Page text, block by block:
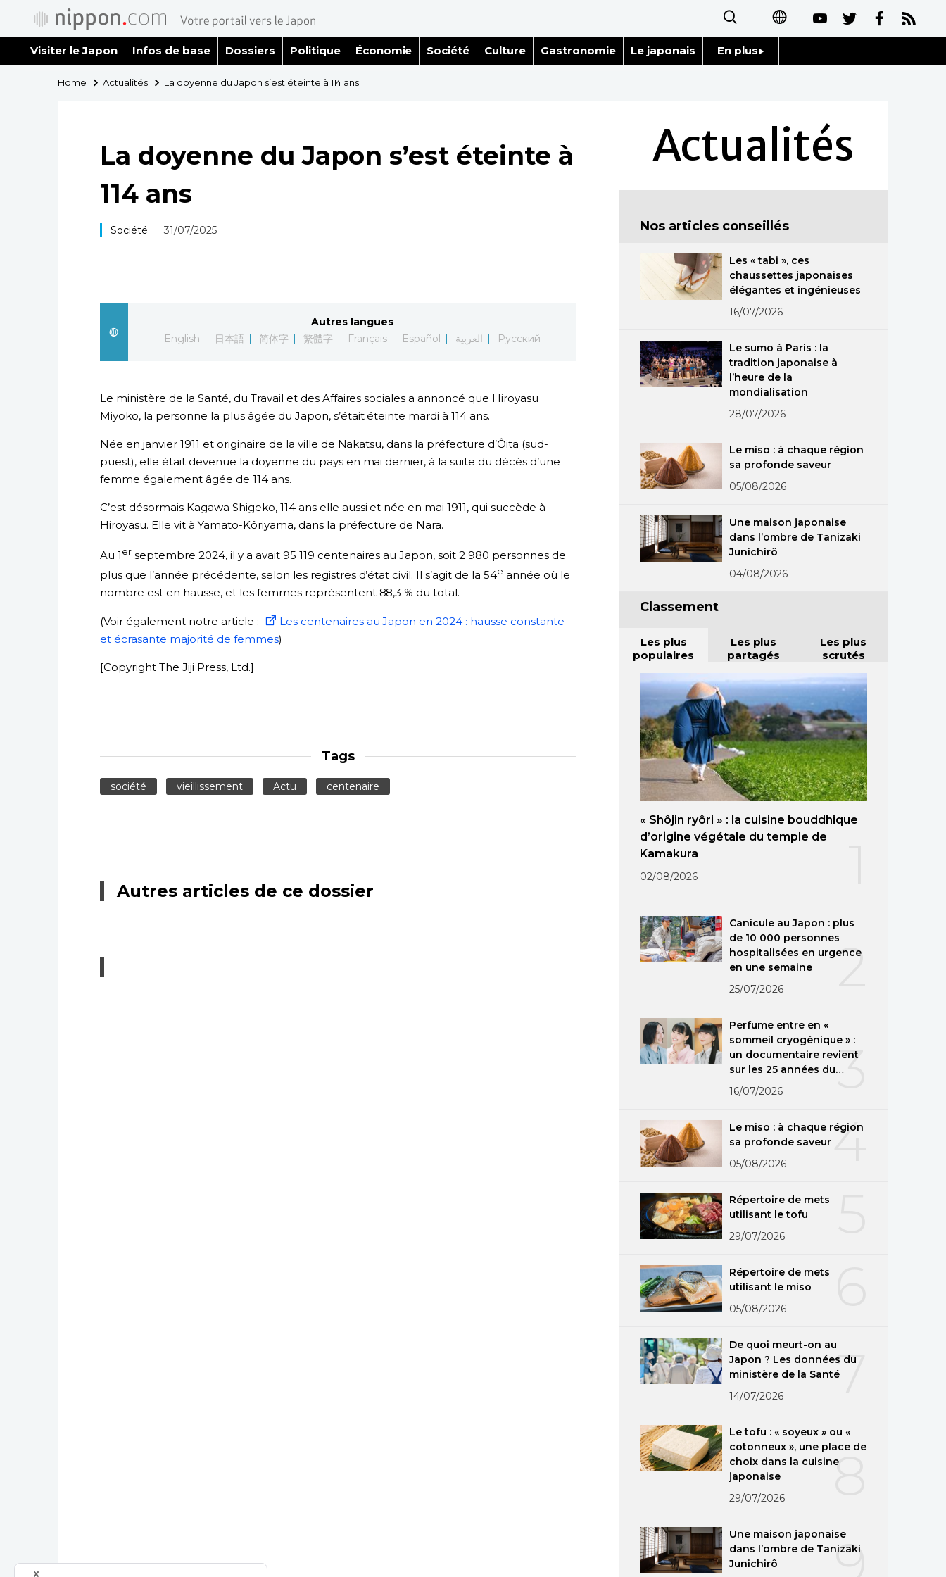
简体字
繁體字
العربية
Русский
Visiter le Japon Infos de base Dossiers Politique Économie Société Culture Gastronomie Le japonais En plus
Personnages
Chroniques
Images
Vidéos
Tokyo
Home Actualités La doyenne du Japon s’est éteinte à 114 ans
La doyenne du Japon s’est éteinte à
114 ans
Société 31/07/2025
Autres langues
English
日本語 简体字 繁體字 Français Español العربية Русский
Le ministère de la Santé, du Travail et des Affaires sociales a annoncé que Hiroyasu
Miyoko, la personne la plus âgée du Japon, s’était éteinte mardi à 114 ans.
Née en janvier 1911 et originaire de la ville de Nakatsu, dans la préfecture d’Ôita (sud-
puest), elle était devenue la doyenne du pays en mai dernier, à la suite du décès d’une
femme également âgée de 114 ans.
C’est désormais Kagawa Shigeko, 114 ans elle aussi et née en mai 1911, qui succède à
Hiroyasu. Elle vit à Yamato-Kôriyama, dans la préfecture de Nara.
Au 1 erseptembre 2024, il y a avait 95 119 centenaires au Japon, soit 2 980 personnes de
plus que l’année précédente, selon les registres d’état civil. Il s’agit de la 54e année où le
nombre est en hausse, et les femmes représentent 88,3 % du total.
(Voir également notre article :
Les centenaires au Japon en 2024 : hausse constante
et écrasante majorité de femmes)
[Copyright The Jiji Press, Ltd.]
Tags
société vieillissement Actu centenaire
Autres articles de ce dossier
Actualités
Nos articles conseillés
Les « tabi », ces
chaussettes japonaises
élégantes et ingénieuses
16/07/2026
Le sumo à Paris : la
tradition japonaise à
l’heure de la
mondialisation
28/07/2026
Le miso : à chaque région
sa profonde saveur
05/08/2026
Une maison japonaise
dans l’ombre de Tanizaki
Junichirô
04/08/2026
Classement
Les plus
populaires
Les plus
partagés
Les plus
scrutés
« Shôjin ryôri » : la cuisine bouddhique
d’origine végétale du temple de
Kamakura
02/08/2026
2
Canicule au Japon : plus
de 10 000 personnes
hospitalisées en urgence
en une semaine
25/07/2026
3
Perfume entre en «
sommeil cryogénique » :
un documentaire revient
sur les 25 années du
groupe
16/07/2026
4
Le miso : à chaque région
sa profonde saveur
05/08/2026
Répertoire de mets
utilisant le tofu
29/07/2026
Répertoire de mets
utilisant le miso
05/08/2026
7
De quoi meurt-on au
Japon ? Les données du
ministère de la Santé
14/07/2026
8
Le tofu : « soyeux » ou «
cotonneux », une place de
choix dans la cuisine
japonaise
29/07/2026
9
Une maison japonaise
dans l’ombre de Tanizaki
Junichirô